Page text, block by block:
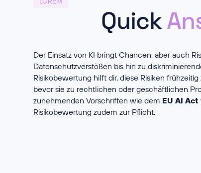
Quick
Der Einsatz von KI bringt Chancen, aber auch
Datenschutzverstößen bis hin zu
Risikobewertung hilft dir, diese Risiken
bevor sie zu rechtlichen oder geschäftlichen
zunehmenden Vorschriften wie dem EU AI Act
Risikobewertung zudem zur Pflicht.